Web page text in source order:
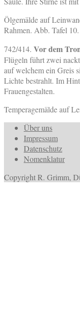
Ölgemälde auf
Rahmen. Abb. Tafel 10.
742/414. Vor dem
Flügeln führt zwei
auf welchem ein Greis
Lichte bestrahlt. Im
Frauengestalten.
Temperagemälde auf
Über uns
Impressum
Datenschutz
Nomenklatur
Copyright R. Grimm,